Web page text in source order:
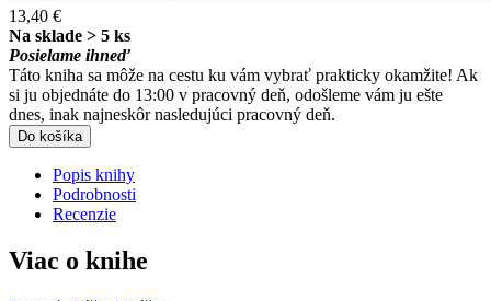
13,40 €
Na sklade > 5 ks
Posielame ihneď
Táto kniha sa môže na cestu ku vám vybrať prakticky okamžite! Ak
si ju objednáte do 13:00 v pracovný deň, odošleme vám ju ešte
dnes, inak najneskôr nasledujúci pracovný deň.
Do košíka
Popis knihy
Podrobnosti
Recenzie
Viac o knihe